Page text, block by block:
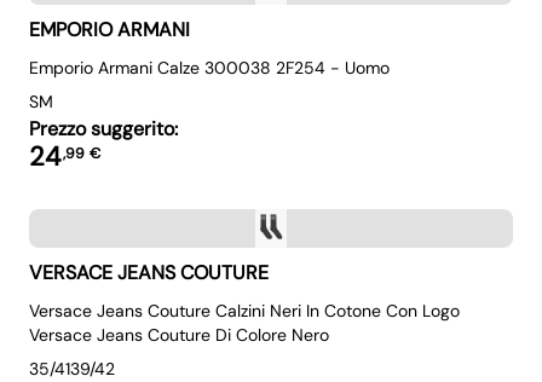
EMPORIO ARMANI
Emporio Armani Calze 300038 2F254 - Uomo
SM
Prezzo suggerito:
24,99 €
VERSACE JEANS COUTURE
Versace Jeans Couture Calzini Neri In Cotone Con Logo
Versace Jeans Couture Di Colore Nero
35/4139/42